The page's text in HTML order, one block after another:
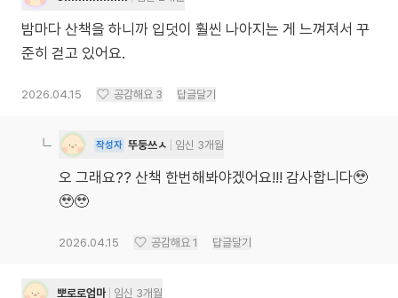
밤마다 산책을 하니까 입덧이 훨씬 나아지는 게 느껴져서 꾸
준히 걷고 있어요.
2026.04.15 공감해요 3 답글달기
작성자 뚜둥쓰ㅅ 임신 3개월
오 그래요?? 산책 한번해봐야겠어요!!! 감사합니다🥹
🥹🥹
2026.04.15 공감해요 1 답글달기
뽀로로엄마 임신 3개월